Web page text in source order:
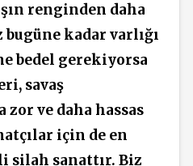
renginden daha
bugüne kadar varlığı
bedel gerekiyorsa
savaş
ve daha hassas
için de en
silah sanattır. Biz